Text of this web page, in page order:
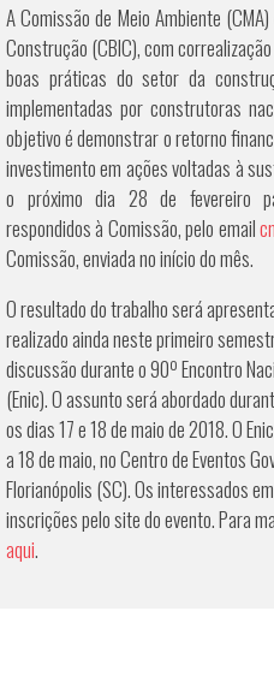
A Comissão de Meio Ambiente
Construção (CBIC), com
boas práticas do setor da
implementadas por construtoras
objetivo é demonstrar o retorno
investimento em ações voltadas à
o próximo dia 28 de fevereiro
respondidos à Comissão, pelo email
Comissão, enviada no início do mês.
O resultado do trabalho será
realizado ainda neste primeiro
discussão durante o 90º Encontro
(Enic). O assunto será abordado
os dias 17 e 18 de maio de 2018. O
a 18 de maio, no Centro de Eventos
Florianópolis (SC). Os interessados
inscrições pelo site do evento. Para
aqui.